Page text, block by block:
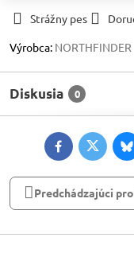
Strážny pes
Výrobca: NORTHFINDER
Diskusia 0
FacebookTwitter
Predchádzajúci